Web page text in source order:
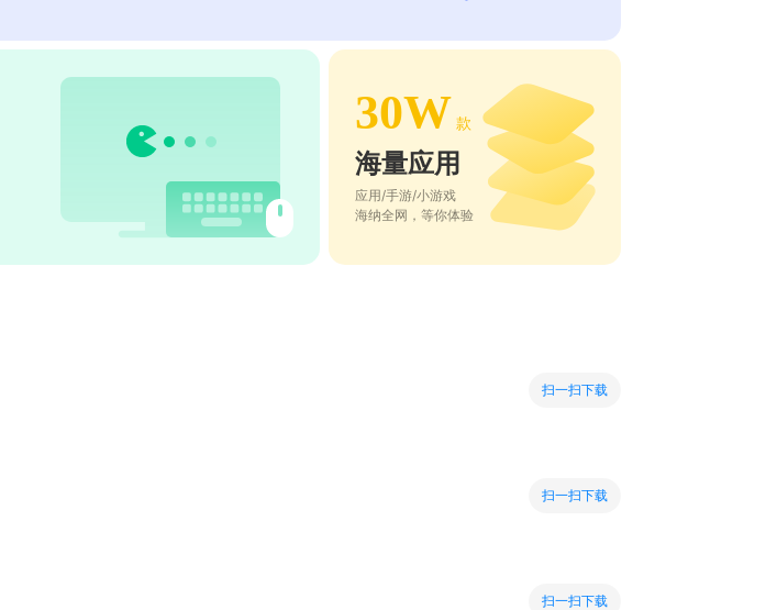
30W 款
海量应用
应用/手游/小游戏
海纳全网，等你体验
扫一扫下载
扫一扫下载
扫一扫下载